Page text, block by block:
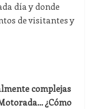
día y donde
de visitantes y
complejas
¿Cómo